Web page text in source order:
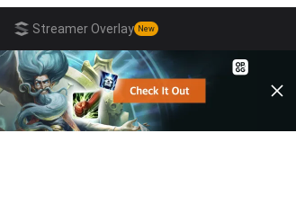
Streamer Overlay New